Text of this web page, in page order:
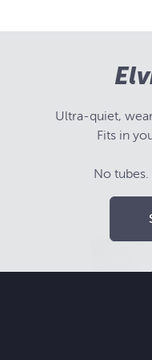
Ultra-quiet,
Fits in
No